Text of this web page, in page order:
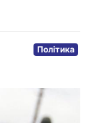
Політика